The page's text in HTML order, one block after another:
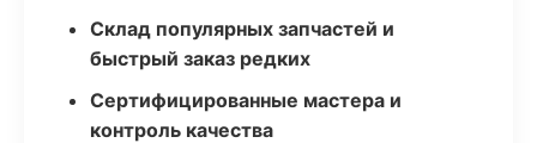
Склад популярных запчастей и
быстрый заказ редких
Сертифицированные мастера и
контроль качества